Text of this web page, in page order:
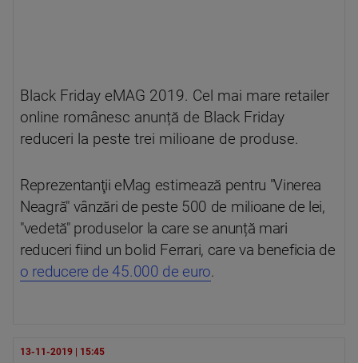
Black Friday eMAG 2019. Cel mai mare retailer
online românesc anunță de Black Friday
reduceri la peste trei milioane de produse.
Reprezentanţii eMag estimează pentru "Vinerea
Neagră" vânzări de peste 500 de milioane de lei,
"vedetă" produselor la care se anunță mari
reduceri fiind un bolid Ferrari, care va beneficia de
o reducere de 45.000 de euro.
13-11-2019 | 15:45